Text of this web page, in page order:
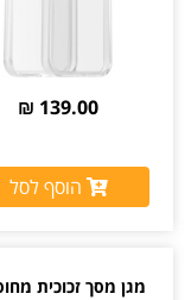
139.00 ₪
הוסף לסל
מגן מסך זכוכית